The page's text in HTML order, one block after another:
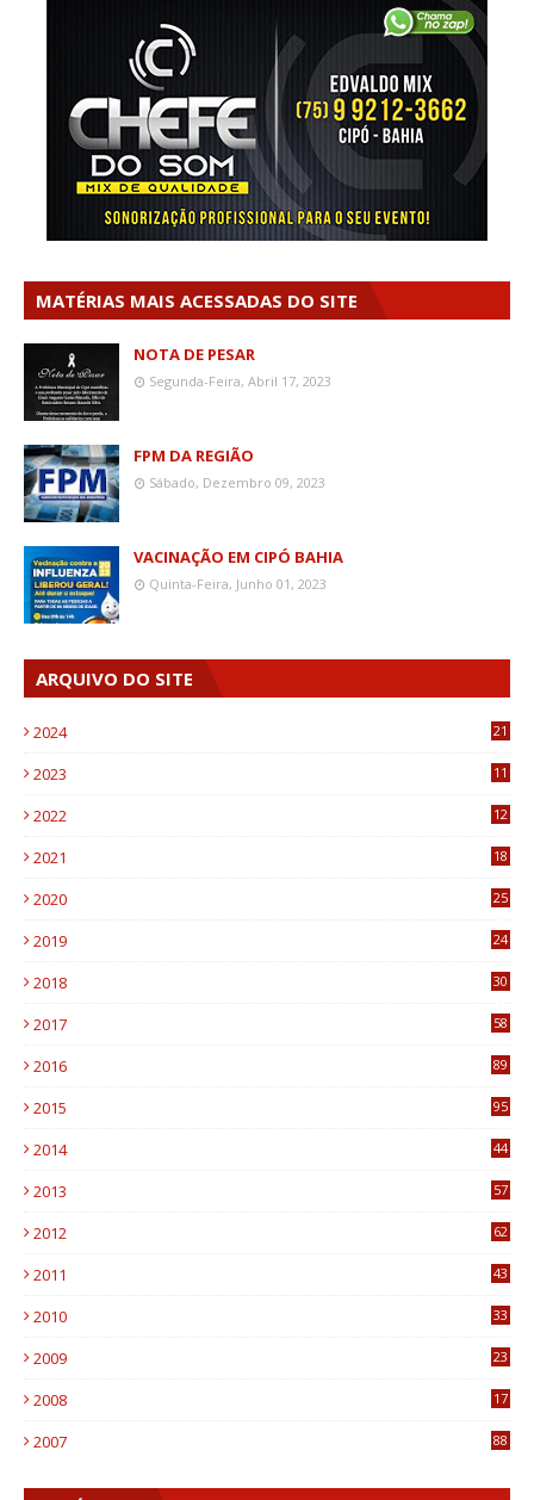
MATÉRIAS MAIS ACESSADAS DO SITE
NOTA DE PESAR
Segunda-Feira, Abril 17, 2023
FPM DA REGIÃO
Sábado, Dezembro 09, 2023
VACINAÇÃO EM CIPÓ BAHIA
Quinta-Feira, Junho 01, 2023
ARQUIVO DO SITE
2024 21
2023
11
2022
12
2021
18
2020
25
2019
24
2018
30
2017
58
2016
89
2015
95
2014
44
2013
57
2012
62
2011
43
2010
33
2009
23
2008
17
2007 88